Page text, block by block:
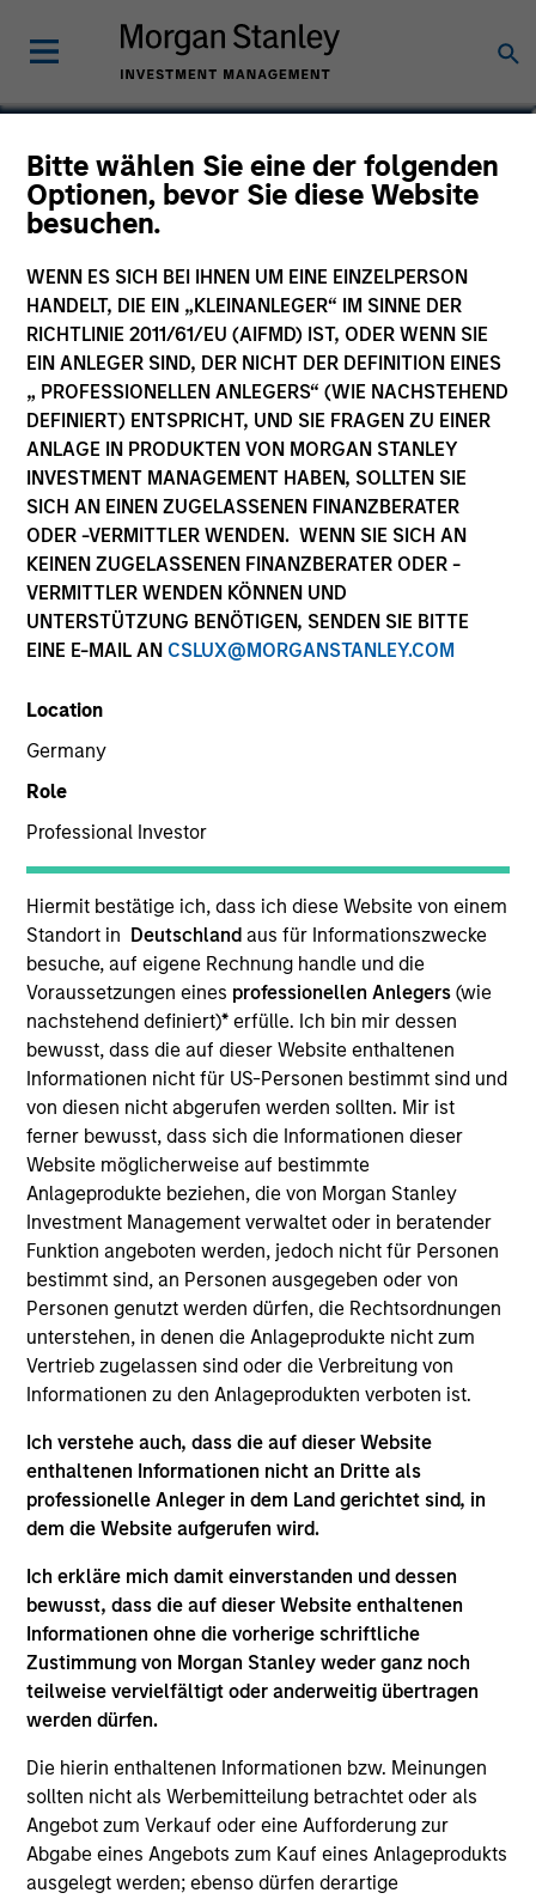
Bitte wählen Sie eine der folgenden
Optionen, bevor Sie diese Website
besuchen.
WENN ES SICH BEI IHNEN UM EINE EINZELPERSON
HANDELT, DIE EIN „KLEINANLEGER“ IM SINNE DER
RICHTLINIE 2011/61/EU (AIFMD) IST, ODER WENN SIE
EIN ANLEGER SIND, DER NICHT DER DEFINITION EINES
„ PROFESSIONELLEN ANLEGERS“ (WIE NACHSTEHEND
DEFINIERT) ENTSPRICHT, UND SIE FRAGEN ZU EINER
ANLAGE IN PRODUKTEN VON MORGAN STANLEY
INVESTMENT MANAGEMENT HABEN, SOLLTEN SIE
SICH AN EINEN ZUGELASSENEN FINANZBERATER
ODER -VERMITTLER WENDEN. WENN SIE SICH AN
KEINEN ZUGELASSENEN FINANZBERATER ODER -
VERMITTLER WENDEN KÖNNEN UND
UNTERSTÜTZUNG BENÖTIGEN, SENDEN SIE BITTE
EINE E-MAIL AN CSLUX@MORGANSTANLEY.COM
Location
Germany
Role
Professional Investor
Hiermit bestätige ich, dass ich diese Website von einem
Standort in Deutschland aus für Informationszwecke
besuche, auf eigene Rechnung handle und die
Voraussetzungen eines professionellen Anlegers(wie
nachstehend definiert)* erfülle. Ich bin mir dessen
bewusst, dass die auf dieser Website enthaltenen
Informationen nicht für US-Personen bestimmt sind und
von diesen nicht abgerufen werden sollten. Mir ist
ferner bewusst, dass sich die Informationen dieser
Website möglicherweise auf bestimmte
Anlageprodukte beziehen, die von Morgan Stanley
Investment Management verwaltet oder in beratender
Funktion angeboten werden, jedoch nicht für Personen
bestimmt sind, an Personen ausgegeben oder von
Personen genutzt werden dürfen, die Rechtsordnungen
unterstehen, in denen die Anlageprodukte nicht zum
Vertrieb zugelassen sind oder die Verbreitung von
Informationen zu den Anlageprodukten verboten ist.
Ich verstehe auch, dass die auf dieser Website
enthaltenen Informationen nicht an Dritte als
professionelle Anleger in dem Land gerichtet sind, in
dem die Website aufgerufen wird.
Ich erkläre mich damit einverstanden und dessen
bewusst, dass die auf dieser Website enthaltenen
Informationen ohne die vorherige schriftliche
Zustimmung von Morgan Stanley weder ganz noch
teilweise vervielfältigt oder anderweitig übertragen
werden dürfen.
Die hierin enthaltenen Informationen bzw. Meinungen
sollten nicht als Werbemitteilung betrachtet oder als
Angebot zum Verkauf oder eine Aufforderung zur
Abgabe eines Angebots zum Kauf eines Anlageprodukts
ausgelegt werden; ebenso dürfen derartige
Christian Beck, CFA
Executive Director
17 Years
TEAM
Portfolio Solutions Group
Christian is an executive director in the Portfolio
Solutions Group at MSIM, based in London. Within
the Quantitative Research team, he leads quant
engineering initiatives focused on investment
systems, research platforms and analytics tooling.
He has 17 years of industry experience. Prior to his
current role, Christian was a senior front-office
application developer. Christian received a BSc
(Hons) in Computer Science with Business and
Management and an MSc with distinction in
Advanced Computer Science and Information
Technologies Management from the University of
Manchester. He holds the Chartered Financial
Team Insights
QUARTERLY